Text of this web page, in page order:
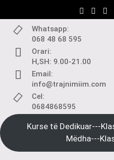
content
Whatsapp:
068 48 68 595
Orari:
H,SH: 9.00-21.00
Email:
info@trajnimiim.com
Cel:
0684868595
Kurse të Dedikuar---
Mëdha---